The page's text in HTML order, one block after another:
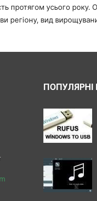
протягом усього року.
регіону, вид